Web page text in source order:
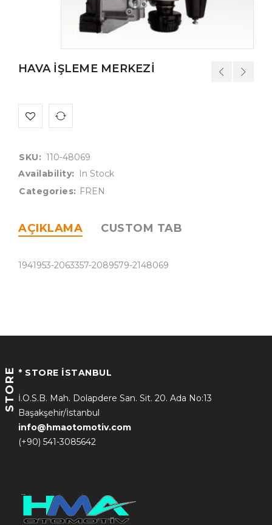
HAVA İŞLEME MERKEZİ
SKU: 110-48069
Availability:
In Stock
Categories: FREN
AÇIKLAMA CUSTOM TAB
1941953-2063357-2089579-2148069
STORE * STORE İSTANBUL
İ.O.S.B. Mah. Dolapdere San. Sit. 20. Ada No:13
Başakşehir/İstanbul
info@hmaotomotiv.com
(+90) 541-3085642